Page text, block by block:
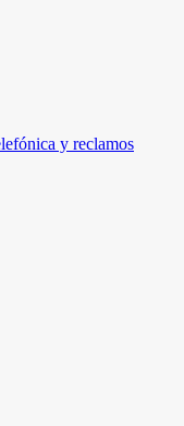
y reclamos